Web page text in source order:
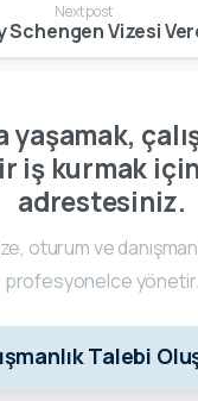
Next post
yaşamak,
iş kurmak
adrestesiniz.
oturum ve
profesyonelce yönetir.
Talebi